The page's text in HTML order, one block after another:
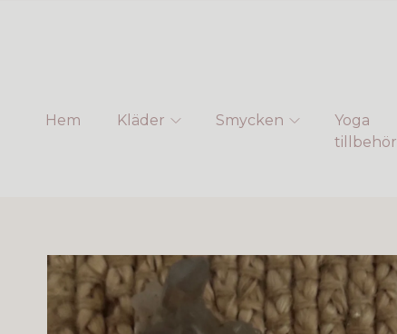
Hem Kläder Smycken
Yoga
tillbehör